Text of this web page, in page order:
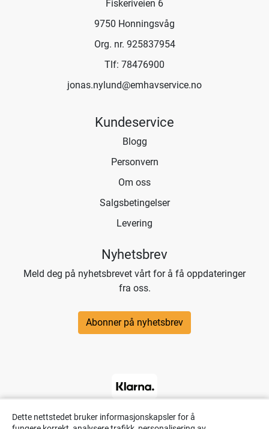
Fiskeriveien 6
9750 Honningsvåg
Org. nr. 925837954
Tlf: 78476900
jonas.nylund@emhavservice.no
Kundeservice
Blogg
Personvern
Om oss
Salgsbetingelser
Levering
Nyhetsbrev
Meld deg på nyhetsbrevet vårt for å få oppdateringer
fra oss.
Abonner på nyhetsbrev
Dette nettstedet bruker informasjonskapsler for å